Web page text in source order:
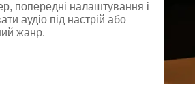
попередні налаштування і
аудіо під настрій або
жанр.